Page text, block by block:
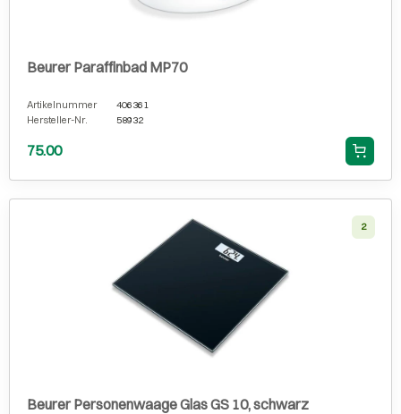
Beurer Paraffinbad MP70
Artikelnummer
406361
Hersteller-Nr.
58932
75.00
2
Beurer Personenwaage Glas GS 10, schwarz